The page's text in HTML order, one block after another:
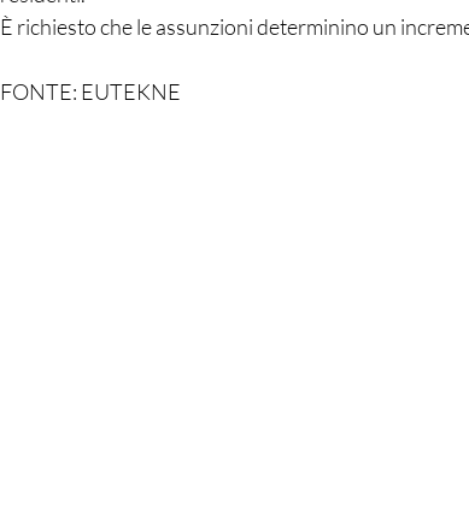
È richiesto che le assunzioni determinino un
FONTE: EUTEKNE